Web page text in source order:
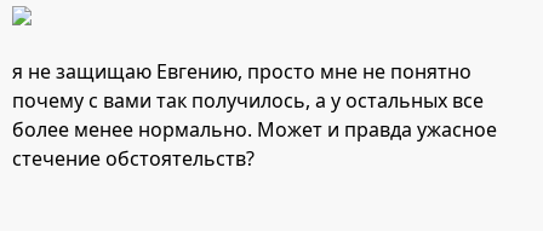
я не защищаю Евгению, просто мне не понятно
почему с вами так получилось, а у остальных все
более менее нормально. Может и правда ужасное
стечение обстоятельств?